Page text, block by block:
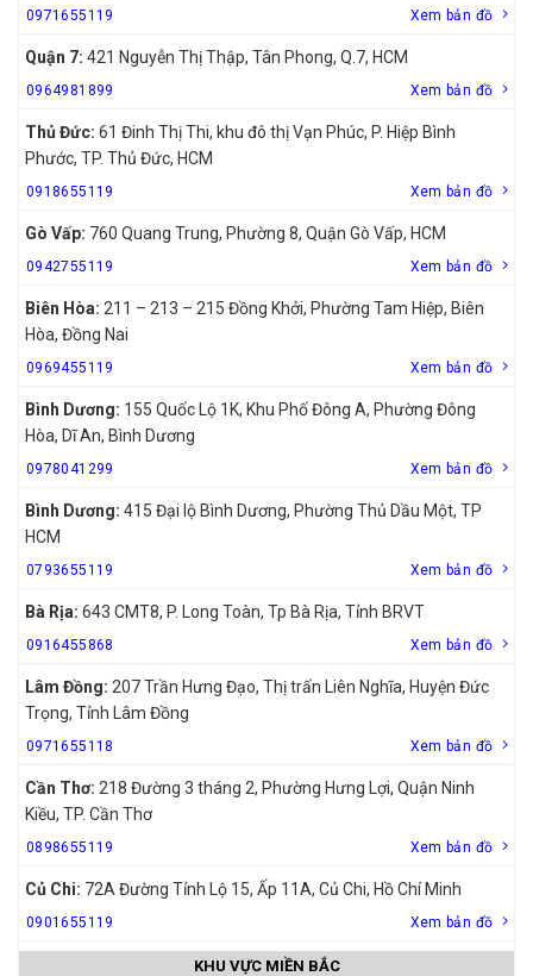
0971655119 Xem bản đồ
Quận 7: 421 Nguyễn Thị Thập, Tân Phong, Q.7, HCM
0964981899 Xem bản đồ
Thủ Đức: 61 Đinh Thị Thi, khu đô thị Vạn Phúc, P. Hiệp Bình
Phước, TP. Thủ Đức, HCM
0918655119 Xem bản đồ
Gò Vấp: 760 Quang Trung, Phường 8, Quận Gò Vấp, HCM
0942755119 Xem bản đồ
Biên Hòa: 211 – 213 – 215 Đồng Khởi, Phường Tam Hiệp, Biên
Hòa, Đồng Nai
0969455119 Xem bản đồ
Bình Dương: 155 Quốc Lộ 1K, Khu Phố Đông A, Phường Đông
Hòa, Dĩ An, Bình Dương
0978041299 Xem bản đồ
Bình Dương: 415 Đại lộ Bình Dương, Phường Thủ Dầu Một, TP
HCM
0793655119 Xem bản đồ
Bà Rịa: 643 CMT8, P. Long Toàn, Tp Bà Rịa, Tỉnh BRVT
0916455868 Xem bản đồ
Lâm Đồng: 207 Trần Hưng Đạo, Thị trấn Liên Nghĩa, Huyện Đức
Trọng, Tỉnh Lâm Đồng
0971655118 Xem bản đồ
Cần Thơ: 218 Đường 3 tháng 2, Phường Hưng Lợi, Quận Ninh
Kiều, TP. Cần Thơ
0898655119 Xem bản đồ
Củ Chi: 72A Đường Tỉnh Lộ 15, Ấp 11A, Củ Chi, Hồ Chí Minh
0901655119 Xem bản đồ
KHU VỰC MIỀN BẮC